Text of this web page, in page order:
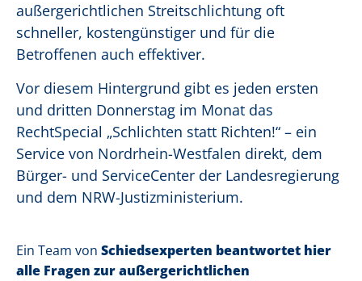
außergerichtlichen Streitschlichtung oft
schneller, kostengünstiger und für die
Betroffenen auch effektiver.
Vor diesem Hintergrund gibt es jeden ersten
und dritten Donnerstag im Monat das
RechtSpecial „Schlichten statt Richten!“ – ein
Service von Nordrhein-Westfalen direkt, dem
Bürger- und ServiceCenter der Landesregierung
und dem NRW-Justizministerium.
Ein Team von Schiedsexperten beantwortet hier
alle Fragen zur außergerichtlichen